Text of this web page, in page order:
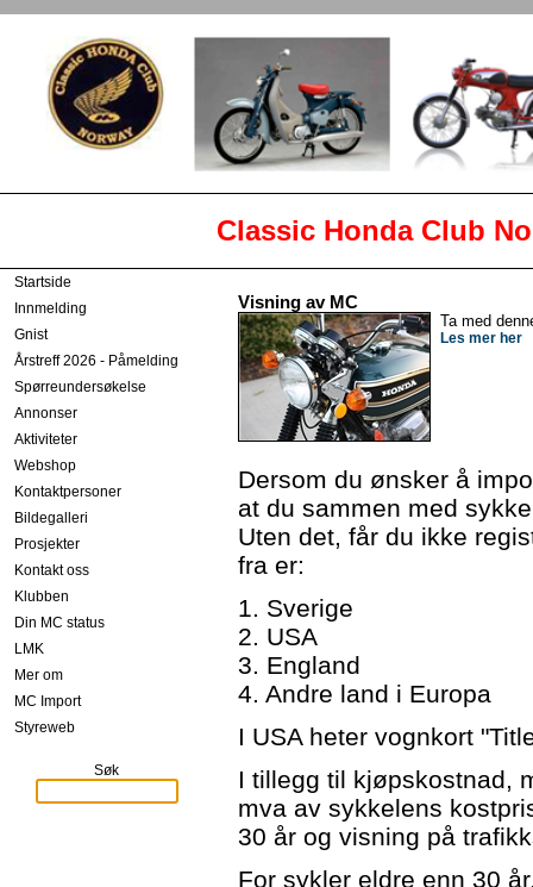
Classic Honda Club
Startside
Innmelding
Gnist
Årstreff 2026 - Påmelding
Spørreundersøkelse
Annonser
Aktiviteter
Webshop
Kontaktpersoner
Bildegalleri
Prosjekter
Kontakt oss
Klubben
Din MC status
LMK
Mer om
MC Import
Styreweb
Søk
Visning av MC
Ta med
Les mer her
Dersom du ønsker å
at du sammen med
Uten det, får du ikke
fra er:
1. Sverige
2. USA
3. England
4. Andre land i Europa
I USA heter vognkort
I tillegg til kjøpskostnad,
mva av sykkelens
30 år og visning på
For sykler eldre enn 30